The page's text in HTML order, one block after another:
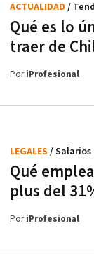
Qué es lo
traer de
ACTUALIDAD /
PoriProfesional
Qué
plus del
LEGALES / Salarios
PoriProfesional